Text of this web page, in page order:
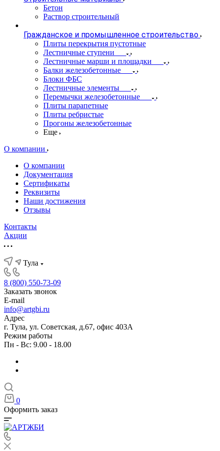
Бетон
Раствор строительный
Гражданское и промышленное строительство
Плиты перекрытия пустотные
Лестничные ступени
Лестничные марши и площадки
Балки железобетонные
Блоки ФБС
Лестничные элементы
Перемычки железобетонные
Плиты парапетные
Плиты ребристые
Прогоны железобетонные
Еще
О компании
О компании
Документация
Сертификаты
Реквизиты
Наши достижения
Отзывы
Контакты
Акции
Тула
8 (800) 550-73-09
Заказать звонок
E-mail
info@artgbi.ru
Адрес
г. Тула, ул. Советская, д.67, офис 403А
Режим работы
Пн - Вс: 9.00 - 18.00
0
Оформить заказ